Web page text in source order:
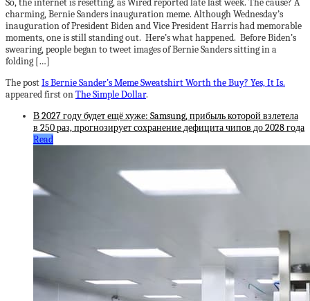
So, the internet is resetting, as Wired reported late last week. The cause? A
charming, Bernie Sanders inauguration meme. Although Wednesday’s
inauguration of President Biden and Vice President Harris had memorable
moments, one is still standing out. Here’s what happened. Before Biden’s
swearing, people began to tweet images of Bernie Sanders sitting in a
folding […]
The postIs Bernie Sander’s Meme Sweatshirt Worth the Buy? Yes, It Is.
appeared first onThe Simple Dollar.
В 2027 году будет ещё хуже: Samsung, прибыль которой взлетела
в 250 раз, прогнозирует сохранение дефицита чипов до 2028 года
Read